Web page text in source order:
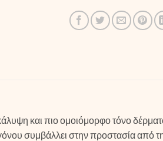
και πιο ομοιόμορφο τόνο
συμβάλλει στην προστασία από